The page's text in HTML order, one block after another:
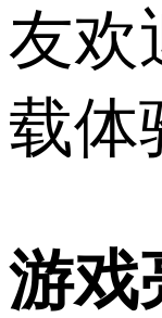
友欢
载体
游戏